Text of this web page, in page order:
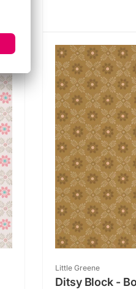
Anbieter:
Little Greene
Ditsy Block -